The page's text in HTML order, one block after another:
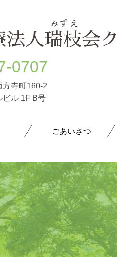
法人瑞枝会
0707
方寺町160-2
ビル 1F B号
ごあいさつ